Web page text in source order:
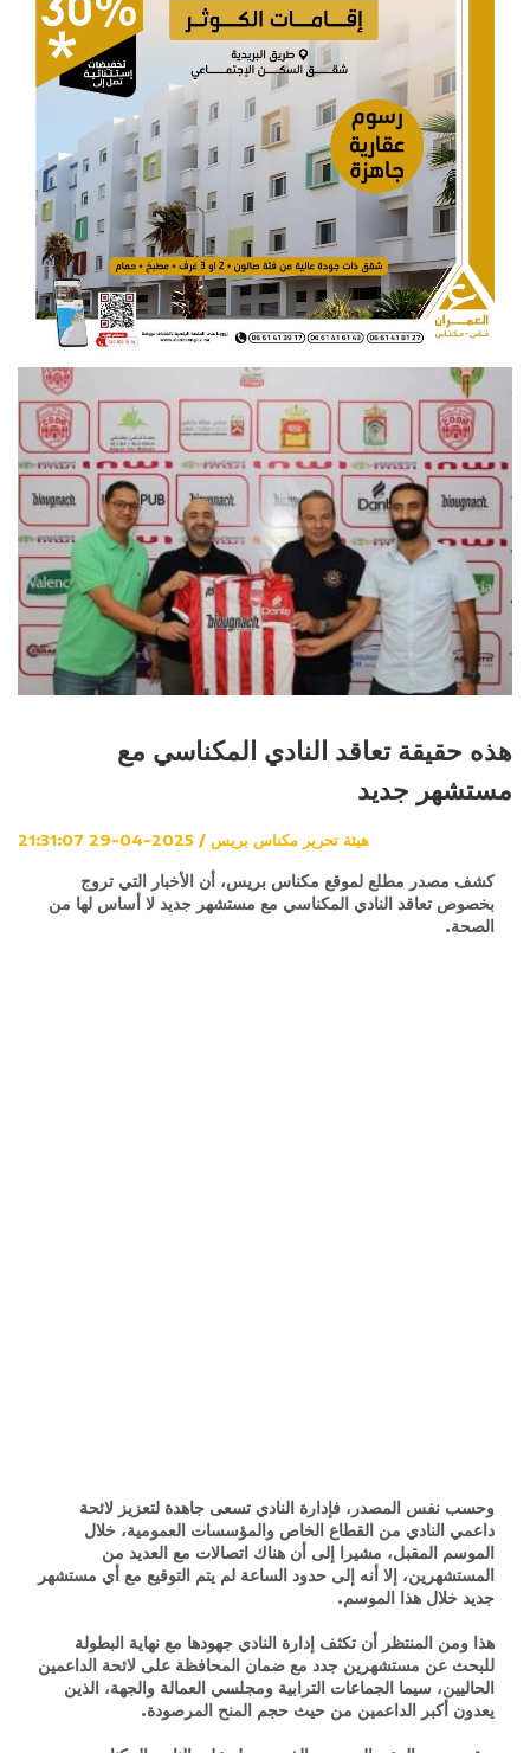
هذه حقيقة تعاقد النادي المكناسي مع
مستشهر جديد
هيئة تحرير مكناس بريس / 2025-04-29 21:31:07
كشف مصدر مطلع لموقع مكناس بريس، أن الأخبار التي تروج
بخصوص تعاقد النادي المكناسي مع مستشهر جديد لا أساس لها من
الصحة.
وحسب نفس المصدر، فإدارة النادي تسعى جاهدة لتعزيز لائحة
داعمي النادي من القطاع الخاص والمؤسسات العمومية، خلال
الموسم المقبل، مشيرا إلى أن هناك اتصالات مع العديد من
المستشهرين، إلا أنه إلى حدود الساعة لم يتم التوقيع مع أي مستشهر
جديد خلال هذا الموسم.
هذا ومن المنتظر أن تكثف إدارة النادي جهودها مع نهاية البطولة
للبحث عن مستشهرين جدد مع ضمان المحافظة على لائحة الداعمين
الحاليين، سيما الجماعات الترابية ومجلسي العمالة والجهة، الذين
يعدون أكبر الداعمين من حيث حجم المنح المرصودة.